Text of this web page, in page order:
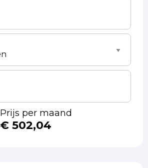
Prijs per maand
€ 502,04